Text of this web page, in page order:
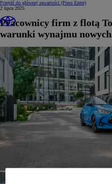
Przejdź do głównej zawartości (Press Enter)
2 lipca 2025
Pracownicy firm z flotą
warunki wynajmu